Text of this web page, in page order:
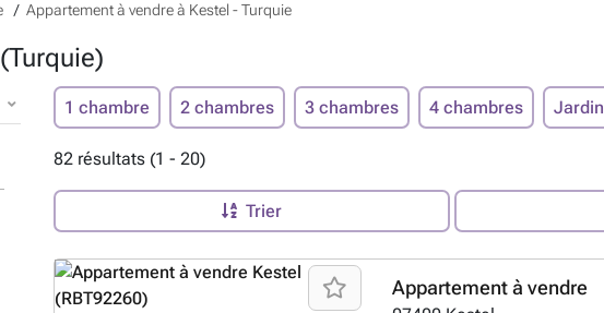
Appartement à vendre à Kestel - Turquie
1 chambre 2 chambres 3 chambres 4 chambres Jardin
82 résultats (1 - 20)
Trier
Appartement à vendre